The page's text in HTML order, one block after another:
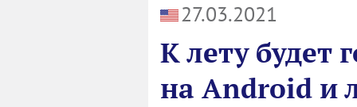
27.03.2021
К лету будет
на Android и